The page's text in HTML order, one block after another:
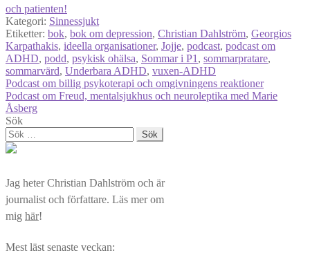
och patienten!
Kategori: Sinnessjukt
Etiketter: bok, bok om depression, Christian Dahlström, Georgios
Karpathakis, ideella organisationer, Jojje, podcast, podcast om
ADHD, podd, psykisk ohälsa, Sommar i P1 , sommarpratare,
sommarvärd, Underbara ADHD, vuxen-ADHD
Inläggsnavigering
Föregående
inlägg:
Podcast om billig psykoterapi och omgivningens reaktioner
Nästa
inlägg:
Podcast om Freud, mentalsjukhus och neuroleptika med Marie
Åsberg
Sök
Sök
efter:
Jag heter Christian Dahlström och är
journalist och författare. Läs mer om
mig här!
Mest läst senaste veckan: